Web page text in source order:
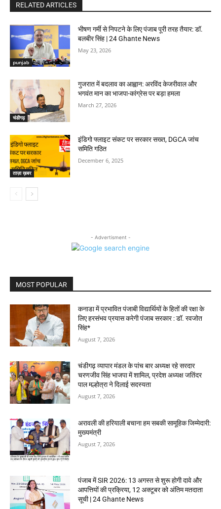
RELATED ARTICLES
punjab
भीषण गर्मी से निपटने के लिए पंजाब पूरी तरह तैयार: डॉ.
बलबीर सिंह | 24 Ghante News
May 23, 2026
चंडीगढ़
गुजरात में बदलाव का आह्वान: अरविंद केजरीवाल और
भगवंत मान का भाजपा-कांग्रेस पर बड़ा हमला
March 27, 2026
ताज़ा ख़बर
इंडिगो फ्लाइट संकट पर सरकार सख्त, DGCA जांच
समिति गठित
December 6, 2025
- Advertisment -
MOST POPULAR
कनाडा में प्रभावित पंजाबी विद्यार्थियों के हितों की रक्षा के
लिए हरसंभव प्रयास करेगी पंजाब सरकार : डॉ. रवजोत
सिंह*
August 7, 2026
चंडीगढ़ व्यापार मंडल के पांच बार अध्यक्ष रहे सरदार
चरणजीव सिंह भाजपा में शामिल, प्रदेश अध्यक्ष जतिंदर
पाल मल्होत्रा ने दिलाई सदस्यता
August 7, 2026
अरावली की हरियाली बचाना हम सबकी सामूहिक जिम्मेदारी:
मुख्यमंत्री
August 7, 2026
पंजाब में SIR 2026: 13 अगस्त से शुरू होगी दावे और
आपत्तियों की प्रक्रिया, 12 अक्टूबर को अंतिम मतदाता
सूची | 24 Ghante News